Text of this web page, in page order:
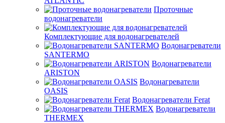
Проточные
водонагреватели
Комплектующие для водонагревателей
Водонагреватели
SANTERMO
Водонагреватели
ARISTON
Водонагреватели
OASIS
Водонагреватели Ferat
Водонагреватели
THERMEX